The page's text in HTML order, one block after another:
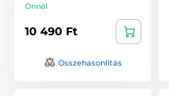
Önnél
10 490 Ft
Összehasonlítás